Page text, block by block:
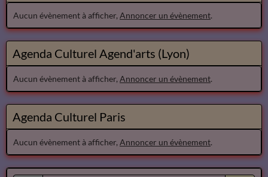
Aucun évènement à afficher, Annoncer un évènement.
Agenda Culturel Agend'arts (Lyon)
Aucun évènement à afficher, Annoncer un évènement.
Agenda Culturel Paris
Aucun évènement à afficher, Annoncer un évènement.